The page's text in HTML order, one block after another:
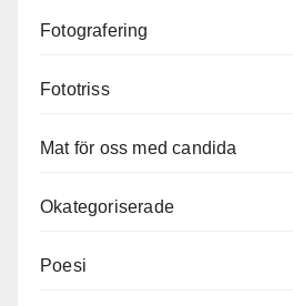
Fotografering
Fototriss
Mat för oss med candida
Okategoriserade
Poesi